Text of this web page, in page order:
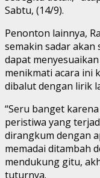
Sabtu, (14/9).
Penonton lainnya,
semakin sadar
dapat
menikmati acara ini
dibalut dengan lirik
“Seru banget
peristiwa yang
dirangkum dengan
memadai ditambah
mendukung gitu,
tuturnya.